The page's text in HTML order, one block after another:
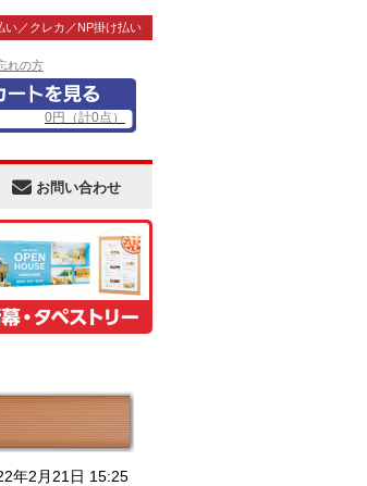
い／クレカ／NP掛け払い
れの方
0円 （計0点）
お問い合わせ
年2月21日 15:25